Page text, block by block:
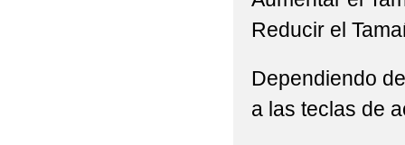
Reducir el
Dependiendo
a las teclas de